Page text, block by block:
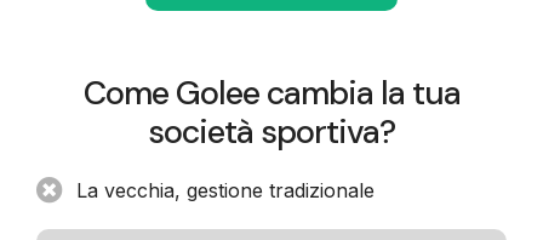
Come Golee cambia la tua
società sportiva?
La vecchia, gestione tradizionale